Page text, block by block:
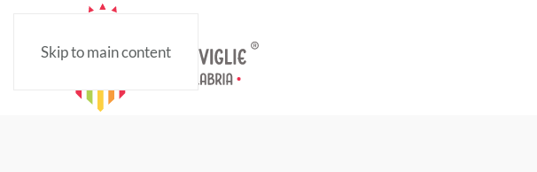
Skip to main content